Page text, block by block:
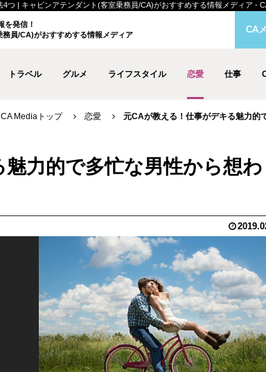
| キャビンアテンダント(客室乗務員/CA)がおすすめする情報メディア -
を発信！
員/CA)がおすすめする情報メディア
トラベル グルメ ライフスタイル 恋愛 仕事
CA
Mediaトップ 恋愛 元CAが教える！仕事がデキる魅力的
力的で多忙な男性から想わ